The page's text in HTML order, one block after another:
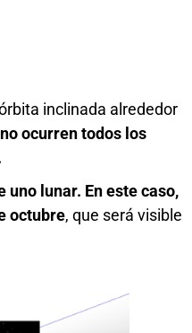
inclinada alrededor
ocurren todos los
lunar. En este caso,
octubre, que será visible